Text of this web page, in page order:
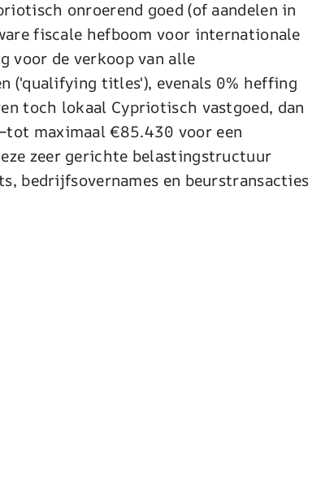
onroerend goed (of aandelen in
fiscale hefboom voor internationale
voor de verkoop van alle
('qualifying titles'), evenals 0% heffing
toch lokaal Cypriotisch vastgoed, dan
maximaal €85.430 voor een
zeer gerichte belastingstructuur
bedrijfsovernames en beurstransacties